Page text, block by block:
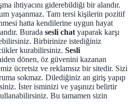
ihtiyacını giderebildiği bir alandır.
yaşanmaz. Tam tersi kişilerin pozitif
hatta kendilerine uygun hayat
Burada sesli chat yaparak karşı
Birbirinize istediğiniz
kurabilirsiniz. Sesli
dönen, öz güvenini kazanan
ücretsiz ve reklamsız bir sitedir. Sizi
sokmaz. Dilediğiniz an giriş yapıp
İster isminizi ve yaşınızı belirtir
Bu tamamen sizin